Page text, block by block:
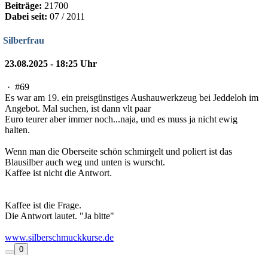
Beiträge: 21700
Dabei seit: 07 / 2011
Silberfrau
23.08.2025 - 18:25 Uhr
· #69
Es war am 19. ein preisgünstiges Aushauwerkzeug bei Jeddeloh im
Angebot. Mal suchen, ist dann vlt paar
Euro teurer aber immer noch...naja, und es muss ja nicht ewig
halten.
Wenn man die Oberseite schön schmirgelt und poliert ist das
Blausilber auch weg und unten is wurscht.
Kaffee ist nicht die Antwort.
Kaffee ist die Frage.
Die Antwort lautet. "Ja bitte"
www.silberschmuckkurse.de
0